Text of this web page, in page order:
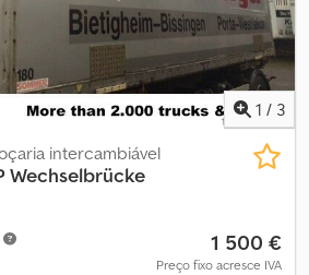
incluídas! Teto translúcido. O
se atualmente em regime de aluguer,
a qualquer momento! As informações
sem garantia. Sujeito a
erros. Chedpfx Asvhgxqebzsa
1 / 3
intercambiável
Wechselbrücke
1 500 €
Preço fixo acresce IVA